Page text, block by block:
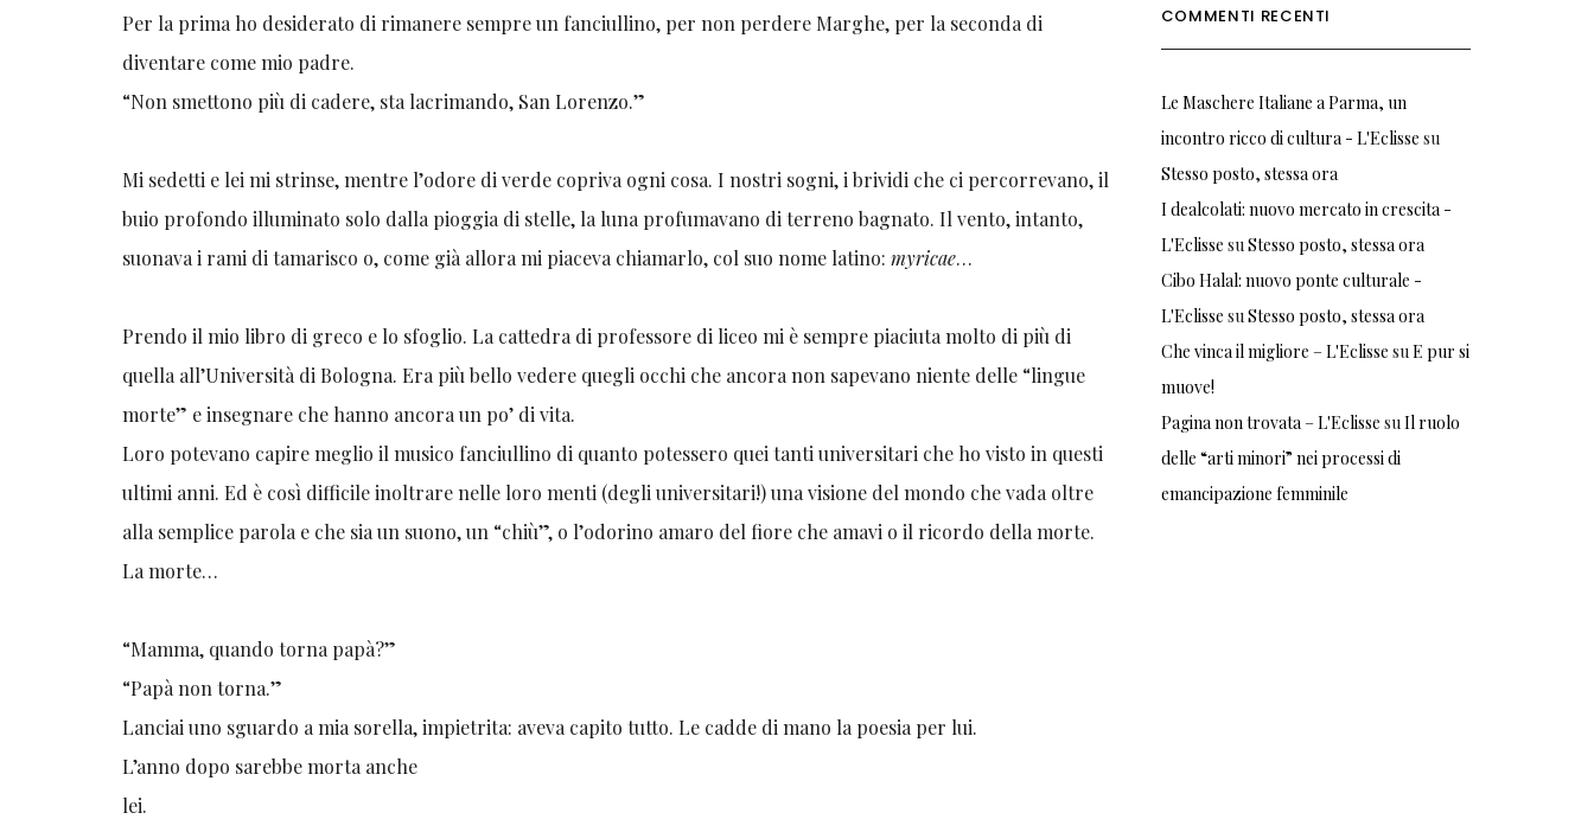
Per la prima ho desiderato di rimanere sempre un fanciullino, per non perdere Marghe, per la seconda di
diventare come mio padre.
“Non smettono più di cadere, sta lacrimando, San Lorenzo.”
Mi sedetti e lei mi strinse, mentre l’odore di verde copriva ogni cosa. I nostri sogni, i brividi che ci percorrevano, il
buio profondo illuminato solo dalla pioggia di stelle, la luna profumavano di terreno bagnato. Il vento, intanto,
suonava i rami di tamarisco o, come già allora mi piaceva chiamarlo, col suo nome latino:myricae…
Prendo il mio libro di greco e lo sfoglio. La cattedra di professore di liceo mi è sempre piaciuta molto di più di
quella all’Università di Bologna. Era più bello vedere quegli occhi che ancora non sapevano niente delle “lingue
morte” e insegnare che hanno ancora un po’ di vita.
Loro potevano capire meglio il musico fanciullino di quanto potessero quei tanti universitari che ho visto in questi
ultimi anni. Ed è così difficile inoltrare nelle loro menti (degli universitari!) una visione del mondo che vada oltre
alla semplice parola e che sia un suono, un “chiù”, o l’odorino amaro del fiore che amavi o il ricordo della morte.
La morte…
“Mamma, quando torna papà?”
“Papà non torna.”
Lanciai uno sguardo a mia sorella, impietrita: aveva capito tutto. Le cadde di mano la poesia per lui.
L’anno dopo sarebbe morta anche
lei.
COMMENTI RECENTI
Le Maschere Italiane a Parma, un
incontro ricco di cultura - L'Eclisse su
Stesso posto, stessa ora
I dealcolati: nuovo mercato in crescita -
L'Eclisse suStesso posto, stessa ora
Cibo Halal: nuovo ponte culturale -
L'Eclisse suStesso posto, stessa ora
Che vinca il migliore – L'Eclisse suE pur si
muove!
Pagina non trovata – L'Eclisse suIl ruolo
delle “arti minori” nei processi di
emancipazione femminile